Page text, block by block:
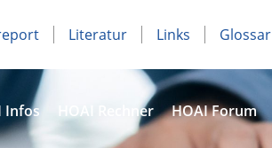
Literatur Links Glossar
Infos HOAI Rechner HOAI Forum